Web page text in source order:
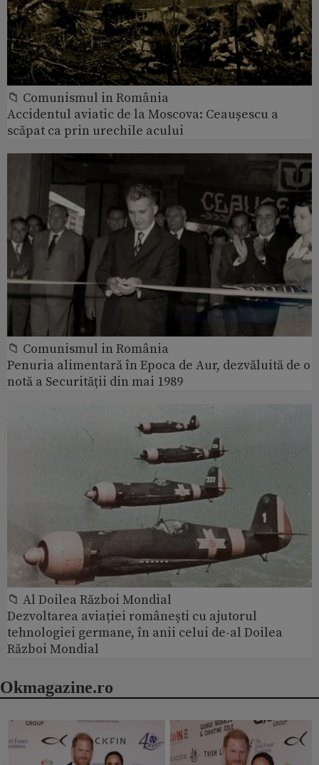
📁 Comunismul in România
Accidentul aviatic de la Moscova: Ceaușescu a
scăpat ca prin urechile acului
📁 Comunismul in România
Penuria alimentară în Epoca de Aur, dezvăluită de o
notă a Securității din mai 1989
📁 Al Doilea Război Mondial
Dezvoltarea aviației românești cu ajutorul
tehnologiei germane, în anii celui de-al Doilea
Război Mondial
Okmagazine.ro